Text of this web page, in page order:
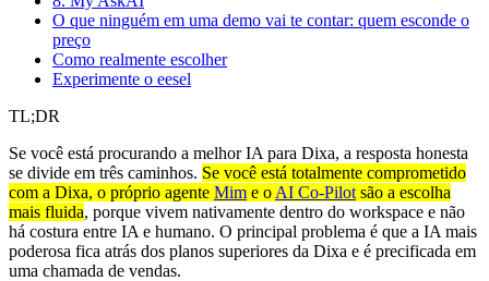
O que ninguém em uma demo vai te contar: quem esconde o
preço
Como realmente escolher
Experimente o eesel
TL;DR
Se você está procurando a melhor IA para Dixa, a resposta honesta
se divide em três caminhos. Se você está totalmente comprometido
com a Dixa, o próprio agente Mim e o AI Co-Pilot são a escolha
mais fluida, porque vivem nativamente dentro do workspace e não
há costura entre IA e humano. O principal problema é que a IA mais
poderosa fica atrás dos planos superiores da Dixa e é precificada em
uma chamada de vendas.